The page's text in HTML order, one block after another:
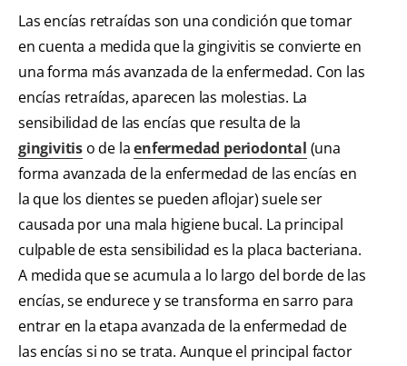
Las encías retraídas son una condición que tomar
en cuenta a medida que la gingivitis se convierte en
una forma más avanzada de la enfermedad. Con las
encías retraídas, aparecen las molestias. La
sensibilidad de las encías que resulta de la
gingivitis o de laenfermedad periodontal (una
forma avanzada de la enfermedad de las encías en
la que los dientes se pueden aflojar) suele ser
causada por una mala higiene bucal. La principal
culpable de esta sensibilidad es la placa bacteriana.
A medida que se acumula a lo largo del borde de las
encías, se endurece y se transforma en sarro para
entrar en la etapa avanzada de la enfermedad de
las encías si no se trata. Aunque el principal factor